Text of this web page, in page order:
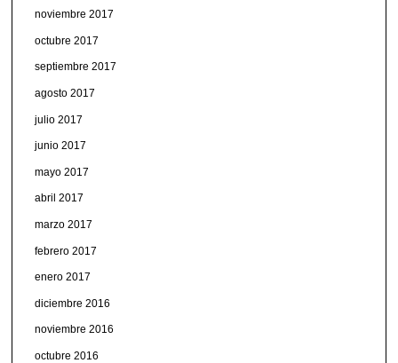
noviembre 2017
octubre 2017
septiembre 2017
agosto 2017
julio 2017
junio 2017
mayo 2017
abril 2017
marzo 2017
febrero 2017
enero 2017
diciembre 2016
noviembre 2016
octubre 2016